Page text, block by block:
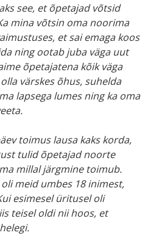
see, et õpetajad võtsid
mina võtsin oma noorima
et sai emaga koos
ning ootab juba väga uut
õpetajatena kõik väga
värskes õhus, suhelda
lapsega lumes ning ka oma
toimus lausa kaks korda,
tulid õpetajad noorte
millal järgmine toimub.
meid umbes 18 inimest,
esimesel üritusel oli
teisel oldi nii hoos, et